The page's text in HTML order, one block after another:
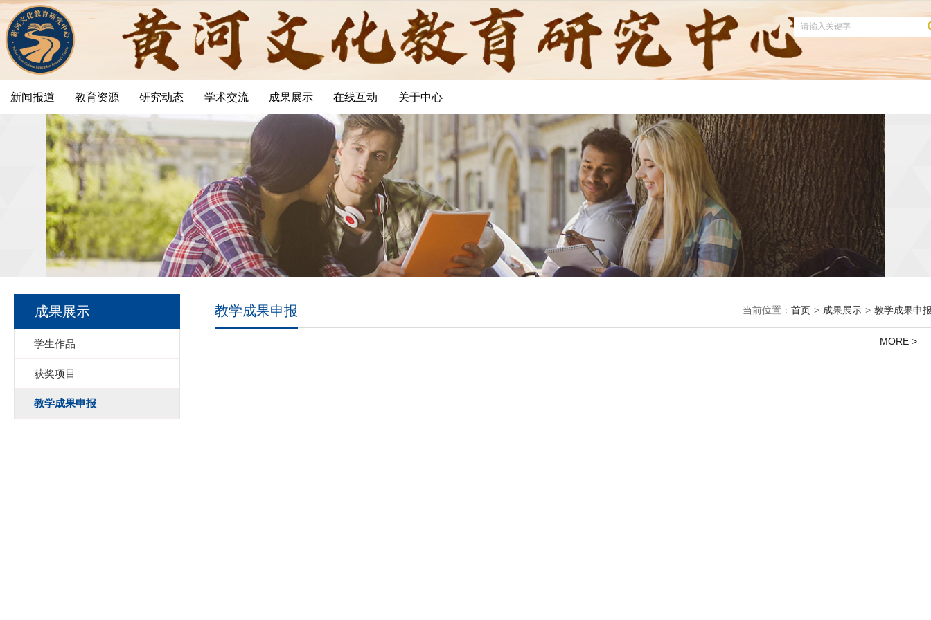
新闻报道 教育资源 研究动态 学术交流 成果展示 在线互动 关于中心
成果展示
学生作品
获奖项目
教学成果申报
当前位置： 首页 > 成果展示 > 教学成果申
教学成果申报
MORE >